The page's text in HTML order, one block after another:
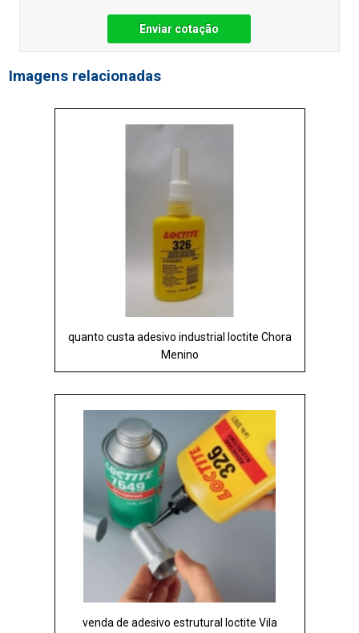
Enviar cotação
Imagens relacionadas
quanto custa adesivo industrial loctite Chora
Menino
venda de adesivo estrutural loctite Vila